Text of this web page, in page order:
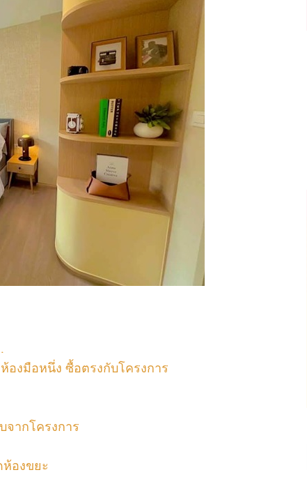
องมือหนึ่ง ซื้อตรงกับโครงการ
จากโครงการ
องขยะ